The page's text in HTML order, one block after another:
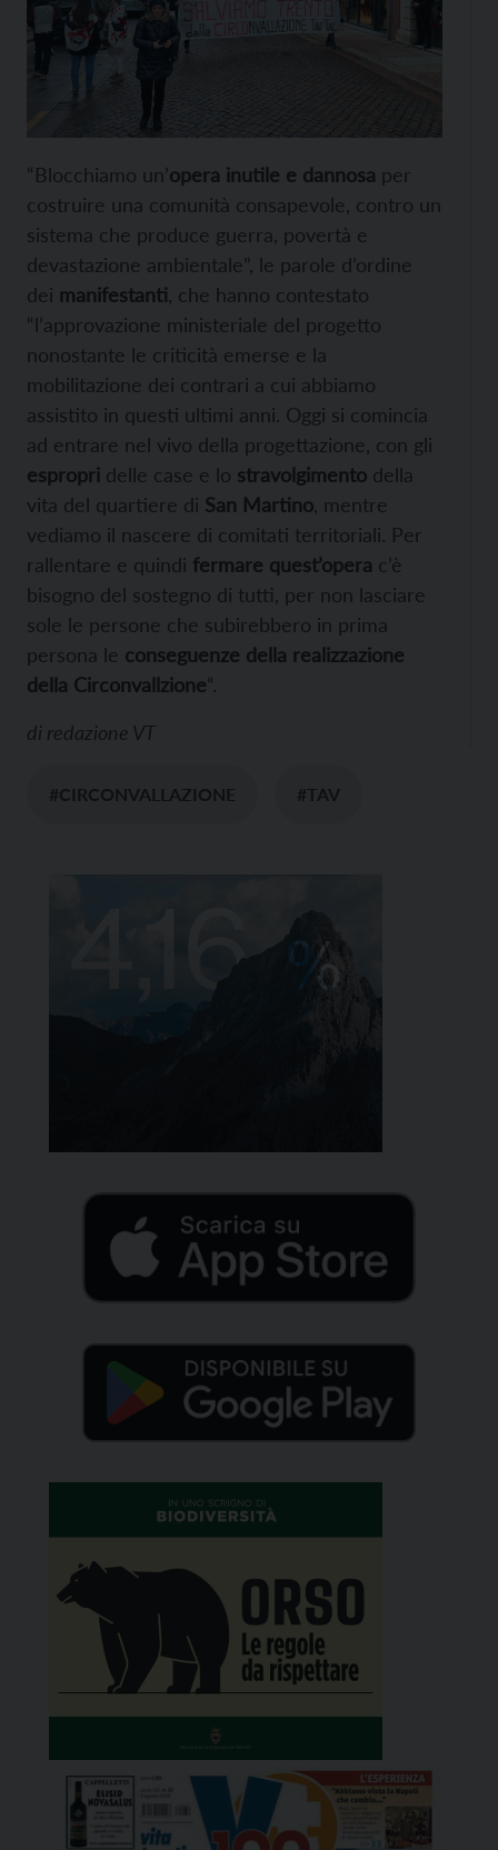
“Blocchiamo un’opera inutile e dannosa per
costruire una comunità consapevole, contro un
sistema che produce guerra, povertà e
devastazione ambientale”, le parole d’ordine
dei manifestanti , che hanno contestato
“l’approvazione ministeriale del progetto
nonostante le criticità emerse e la
mobilitazione dei contrari a cui abbiamo
assistito in questi ultimi anni. Oggi si comincia
ad entrare nel vivo della progettazione, con gli
espropri delle case e lo stravolgimento della
vita del quartiere di San Martino , mentre
vediamo il nascere di comitati territoriali. Per
rallentare e quindi fermare quest’opera c’è
bisogno del sostegno di tutti, per non lasciare
sole le persone che subirebbero in prima
persona le conseguenze della realizzazione
della Circonvallzione“.
di redazione VT
#CIRCONVALLAZIONE #TAV